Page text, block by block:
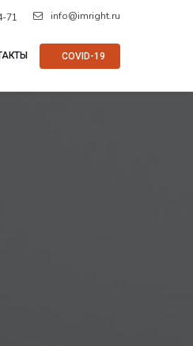
info@imright.ru
71
⠀COVID-19